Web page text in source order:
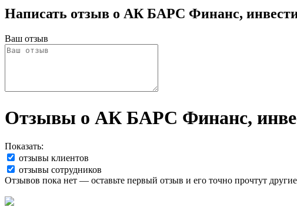
Написать отзыв о АК БАРС Финанс,
Ваш отзыв
Отзывы о АК БАРС Финанс,
Показать:
отзывы клиентов
отзывы сотрудников
Отзывов пока нет — оставьте первый отзыв и его точно прочтут